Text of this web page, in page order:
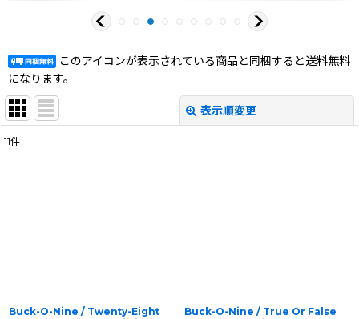
このアイコンが表示されている商品と同梱すると送料無料
になります。
表示順変更
11件
Buck-O-Nine / Twenty-Eight
Buck-O-Nine / True Or False